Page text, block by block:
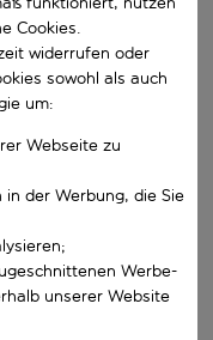
Cookies.
widerrufen oder
sowohl als auch
um:
Webseite zu
der Werbung, die Sie
Werbe-
unserer Website